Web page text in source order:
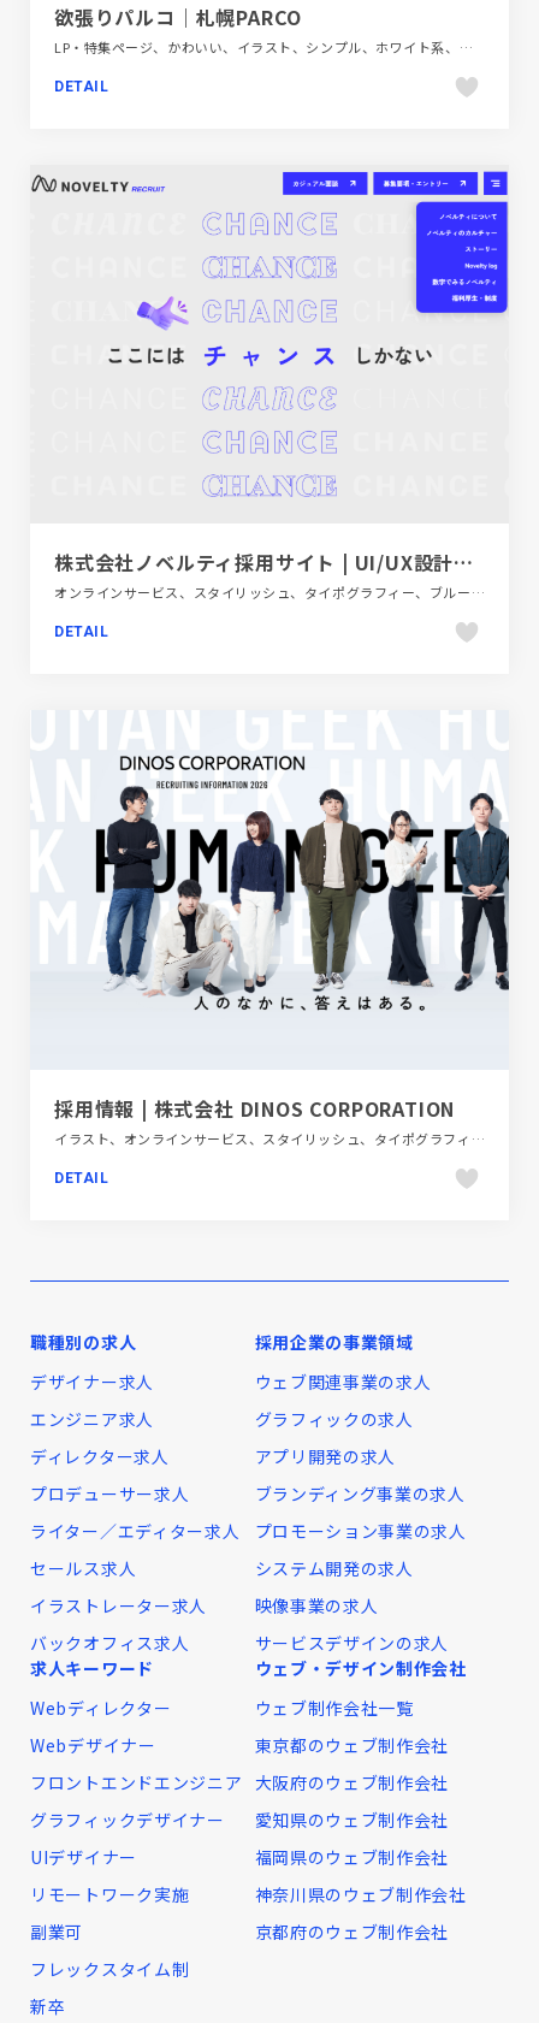
欲張りパルコ｜札幌PARCO
LP・特集ページ、かわいい、イラスト、シンプル、ホワイト系、ポップ、商業施設・レジャー
DETAIL
株式会社ノベルティ採用サイト | UI/UX設計が得意な千葉県船橋市のWeb制作会社
オンラインサービス、スタイリッシュ、タイポグラフィー、ブルー系、ポップ、新卒・中途採用サイト
DETAIL
採用情報 | 株式会社 DINOS CORPORATION
イラスト、オンラインサービス、スタイリッシュ、タイポグラフィー、ホワイト系、新卒・中途採用サイト
DETAIL
職種別の求人
デザイナー求人
エンジニア求人
ディレクター求人
プロデューサー求人
ライター／エディター求人
セールス求人
イラストレーター求人
バックオフィス求人
採用企業の事業領域
ウェブ関連事業の求人
グラフィックの求人
アプリ開発の求人
ブランディング事業の求人
プロモーション事業の求人
システム開発の求人
映像事業の求人
サービスデザインの求人
求人キーワード
Webディレクター
Webデザイナー
フロントエンドエンジニア
グラフィックデザイナー
UIデザイナー
リモートワーク実施
副業可
フレックスタイム制
新卒
ウェブ・デザイン制作会社
ウェブ制作会社一覧
東京都のウェブ制作会社
大阪府のウェブ制作会社
愛知県のウェブ制作会社
福岡県のウェブ制作会社
神奈川県のウェブ制作会社
京都府のウェブ制作会社